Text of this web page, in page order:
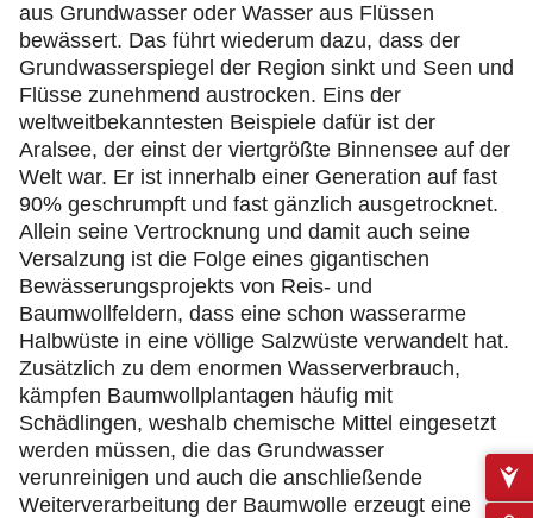
aus Grundwasser oder Wasser aus Flüssen
bewässert. Das führt wiederum dazu, dass der
Grundwasserspiegel der Region sinkt und Seen und
Flüsse zunehmend austrocken. Eins der
weltweitbekanntesten Beispiele dafür ist der
Aralsee, der einst der viertgrößte Binnensee auf der
Welt war. Er ist innerhalb einer Generation auf fast
90% geschrumpft und fast gänzlich ausgetrocknet.
Allein seine Vertrocknung und damit auch seine
Versalzung ist die Folge eines gigantischen
Bewässerungsprojekts von Reis- und
Baumwollfeldern, dass eine schon wasserarme
Halbwüste in eine völlige Salzwüste verwandelt hat.
Zusätzlich zu dem enormen Wasserverbrauch,
kämpfen Baumwollplantagen häufig mit
Schädlingen, weshalb chemische Mittel eingesetzt
werden müssen, die das Grundwasser
verunreinigen und auch die anschließende
Weiterverarbeitung der Baumwolle erzeugt eine